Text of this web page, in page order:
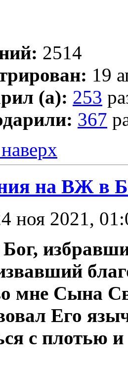
2514
19
(а): 253
367
на ВЖ в
ноя 2021,
мне Сына
Его
с плотью